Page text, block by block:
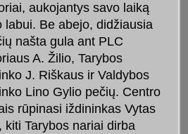
aukojantys savo laiką
labui. Be abejo, didžiausia
našta gula ant PLC
A. Žilio, Tarybos
J. Riškaus ir Valdybos
Lino Gylio pečių. Centro
rūpinasi iždininkas Vytas
kiti Tarybos nariai dirba